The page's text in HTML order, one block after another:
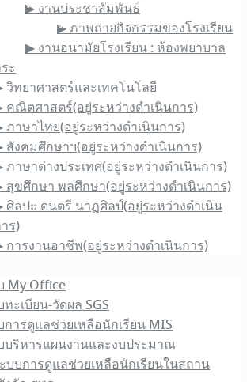
▶︎ งานประชาสัมพันธ์
▶︎ ภาพถ่ายกิจกรรมของโรงเรียน
▶︎ งานอนามัยโรงเรียน : ห้องพยาบาล
ะ
วิทยาศาสตร์และเทคโนโลยี
คณิตศาสตร์(อยู่ระหว่างดำเนินการ)
ภาษาไทย(อยู่ระหว่างดำเนินการ)
สังคมศึกษาฯ(อยู่ระหว่างดำเนินการ)
ภาษาต่างประเทศ(อยู่ระหว่างดำเนินการ)
สุขศึกษา พลศึกษา(อยู่ระหว่างดำเนินการ)
ศิลปะ ดนตรี นาฏศิลป์(อยู่ระหว่างดำเนิน
ร)
การงานอาชีพ(อยู่ระหว่างดำเนินการ)
My Office
ะเบียน-วัดผล SGS
ารดูแลช่วยเหลือนักเรียน MIS
บริหารแผนงานและงบประมาณ
บบการดูแลช่วยเหลือนักเรียนในสถาน
ยาคม 318 หมู่ที่ 10 ถนนพิศาล ตำบลสบบง
ภอภูซาง จังหวัดพะเยา 56110